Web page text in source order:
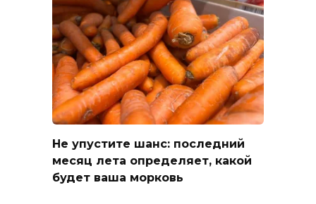
Не упустите шанс: последний
месяц лета определяет, какой
будет ваша морковь